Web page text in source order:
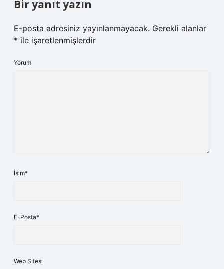
Bir yanıt yazın
E-posta adresiniz yayınlanmayacak. Gerekli alanlar
* ile işaretlenmişlerdir
Yorum
İsim*
E-Posta*
Web Sitesi